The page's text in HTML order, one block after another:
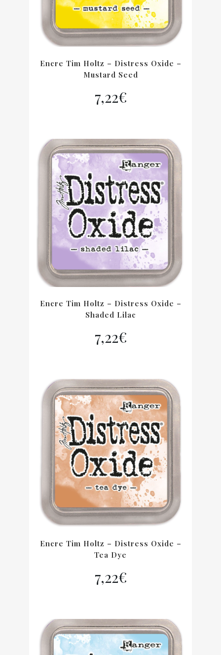
Encre Tim Holtz – Distress Oxide –
Mustard Seed
7,22€
Encre Tim Holtz – Distress Oxide –
Shaded Lilac
7,22€
Encre Tim Holtz – Distress Oxide –
Tea Dye
7,22€